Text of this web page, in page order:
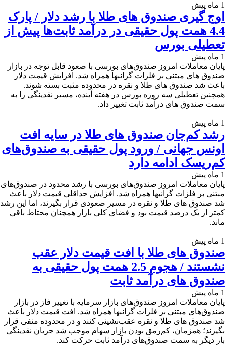
1 ماه پیش
اوج گیری صندوق های طلا با رشد دلار / پارک
4.4 همت پول حقیقی در درآمد ثابت‌ها پیش از
تعطیلی بورس
1 ماه پیش
پایان معاملات امروز صندوق‌های بورسی با صعود قابل توجه در بازار
صندوق های مبتنی بر فلزات گرانبها همراه شد. افزایش قیمت دلار
باعث شد صندوق های طلا و نقره در محدوده مثبت بسته شوند.
همچنین تعطیلی سه روزه بورس در هفته آینده، مسیر نقدینگی را به
سمت صندوق ‌های درآمد ثابت تغییر داد.
1 ماه پیش
رشد کم‌جان صندوق های طلا در سایه افت
اونس جهانی / ورود پول حقیقی به صندوق‌های
کم‌ریسک ادامه دارد
1 ماه پیش
پایان معاملات امروز صندوق‌های بورسی با رشد محدود در صندوق‌های
مبتنی بر فلزات گرانبها همراه شد. افزایش حداقلی قیمت دلار باعث
شد صندوق های طلا و نقره در مسیر صعودی قرار بگیرند، اما این رشد
کمتر از یک درصد قیمت بود و فضای کلی بازار همچنان محتاط باقی
ماند.
1 ماه پیش
صندوق های طلا با افت قیمت دلار عقب‌
نشستند / هجوم 2.5 همت پول حقیقی به
صندوق های درآمد ثابت
1 ماه پیش
پایان معاملات امروز صندوق‌های بازار سرمایه با تغییر فاز در بازار
صندوق‌های مبتنی بر فلزات گرانبها همراه شد. افت قیمت دلار باعث
شد صندوق های طلا و نقره عقب‌نشینی کنند و در محدوده منفی قرار
بگیرند؛ همزمان، کم‌رمق بودن بازار سهام موجب شد جریان نقدینگی
بار دیگر به سمت صندوق‌های درآمد ثابت حرکت کند.